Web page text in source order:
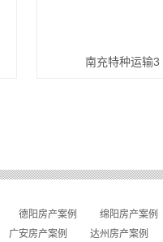
南充特种运输3
德阳房产案例 绵阳房产案例
广安房产案例 达州房产案例